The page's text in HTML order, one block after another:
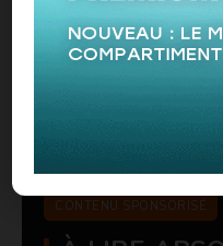
CONTENU SPONSORISÉ